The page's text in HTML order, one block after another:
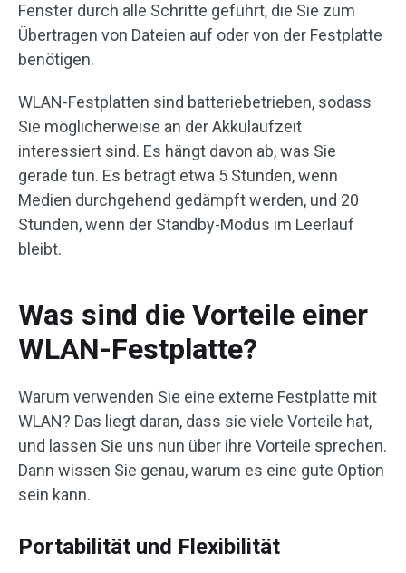
Fenster durch alle Schritte geführt, die Sie zum
Übertragen von Dateien auf oder von der Festplatte
benötigen.
WLAN-Festplatten sind batteriebetrieben, sodass
Sie möglicherweise an der Akkulaufzeit
interessiert sind. Es hängt davon ab, was Sie
gerade tun. Es beträgt etwa 5 Stunden, wenn
Medien durchgehend gedämpft werden, und 20
Stunden, wenn der Standby-Modus im Leerlauf
bleibt.
Was sind die Vorteile einer
WLAN-Festplatte?
Warum verwenden Sie eine externe Festplatte mit
WLAN? Das liegt daran, dass sie viele Vorteile hat,
und lassen Sie uns nun über ihre Vorteile sprechen.
Dann wissen Sie genau, warum es eine gute Option
sein kann.
Portabilität und Flexibilität